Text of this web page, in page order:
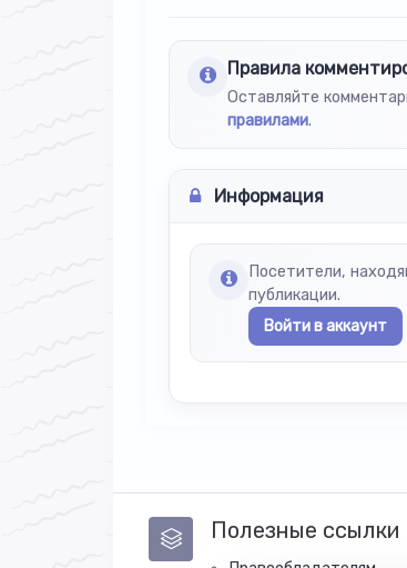
Правила
Оставляйте
правилами.
Информация
Посетители,
публикации.
Войти в аккаунт
Полезные ссылки